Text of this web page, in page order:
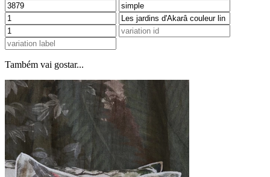
Também vai gostar...